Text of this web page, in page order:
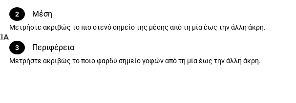
2 Μέση
Μετρήστε ακριβώς το πιο στενό σημείο της μέσης από τη μία έως την άλλη άκρη.
3 Περιφέρεια
Μετρήστε ακριβώς το ποιο φαρδύ σημείο γοφών από τη μία έως την άλλη άκρη.